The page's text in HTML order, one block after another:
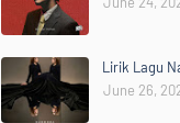
Lirik Lagu
June 26,